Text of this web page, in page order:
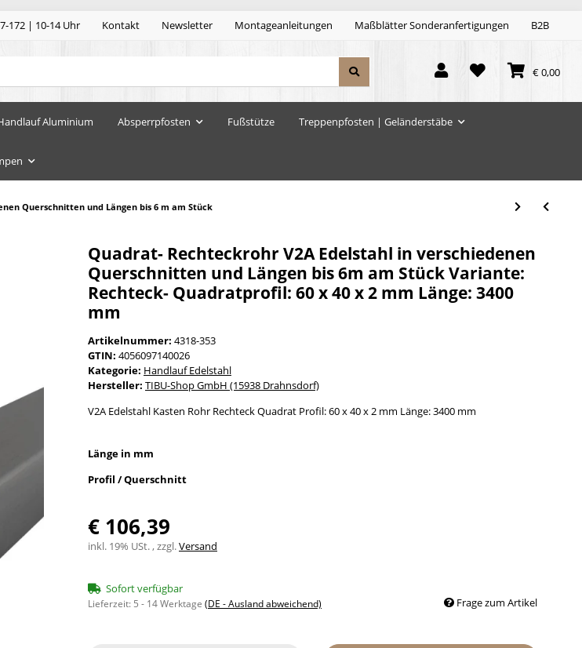
172 | 10-14 Uhr Kontakt Newsletter Montageanleitungen Maßblätter Sonderanfertigungen B2B
€ 0,00
Aluminium Absperrpfosten Fußstütze Treppenpfosten | Geländerstäbe
Querschnitten und Längen bis 6 m am Stück
Quadrat- Rechteckrohr V2A Edelstahl in verschiedenen
Querschnitten und Längen bis 6m am Stück Variante:
Rechteck- Quadratprofil: 60 x 40 x 2 mm Länge: 3400
mm
Artikelnummer: 4318-353
GTIN: 4056097140026
Kategorie: Handlauf Edelstahl
Hersteller: TIBU-Shop GmbH (15938 Drahnsdorf)
V2A Edelstahl Kasten Rohr Rechteck Quadrat Profil: 60 x 40 x 2 mm Länge: 3400 mm
Länge in mm
Profil / Querschnitt
€ 106,39
inkl. 19% USt. , zzgl.Versand
Sofort verfügbar
Lieferzeit: 5 - 14 Werktage (DE - Ausland abweichend) Frage zum Artikel